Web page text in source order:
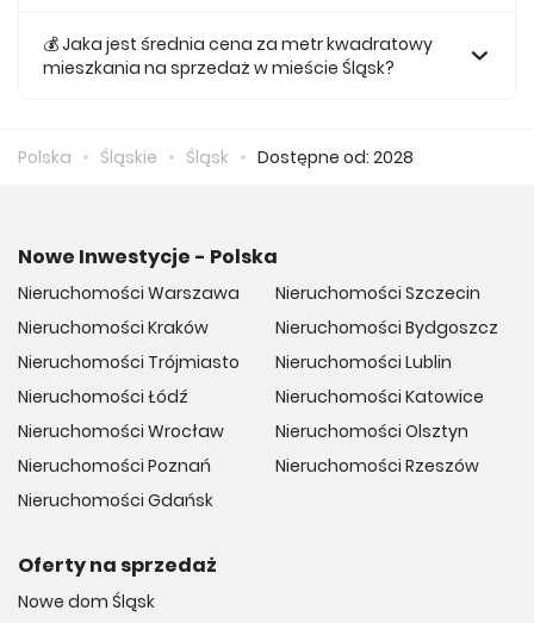
ofercie kosztuje 414 392 zł.
💰 Jaka jest średnia cena za metr kwadratowy
mieszkania na sprzedaż w mieście Śląsk?
Polska Śląskie Śląsk Dostępne od: 2028
Nowe Inwestycje - Polska
Nieruchomości Warszawa
Nieruchomości Kraków
Nieruchomości Trójmiasto
Nieruchomości Łódź
Nieruchomości Wrocław
Nieruchomości Poznań
Nieruchomości Gdańsk
Nieruchomości Szczecin
Nieruchomości Bydgoszcz
Nieruchomości Lublin
Nieruchomości Katowice
Nieruchomości Olsztyn
Nieruchomości Rzeszów
Oferty na sprzedaż
Nowe dom Śląsk